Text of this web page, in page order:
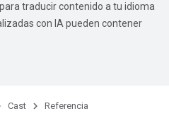
traducir contenido a tu idioma
con IA pueden contener
Cast Referencia